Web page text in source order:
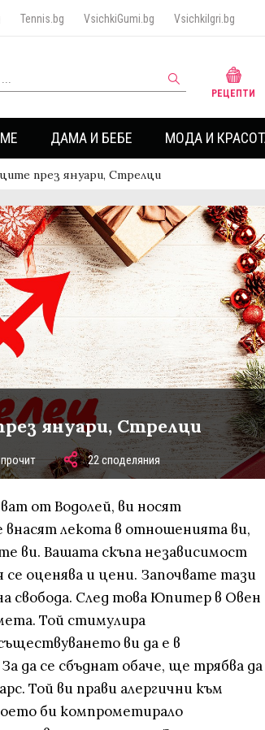
Tennis.bg VsichkiGumi.bg VsichkiIgri.bg
РЕЦЕПТИ
ДАМА И БЕБЕ МОДА И
през януари, Стрелци
януари, Стрелци
22 споделяния
от Водолей, ви носят
лекота в отношенията ви,
ви. Вашата скъпа независимост
оценява и цени. Започвате тази
свобода. След това Юпитер в Овен
Той стимулира
ви да е в
да се сбъднат обаче, ще трябва да
Той ви прави алергични към
би компрометирало